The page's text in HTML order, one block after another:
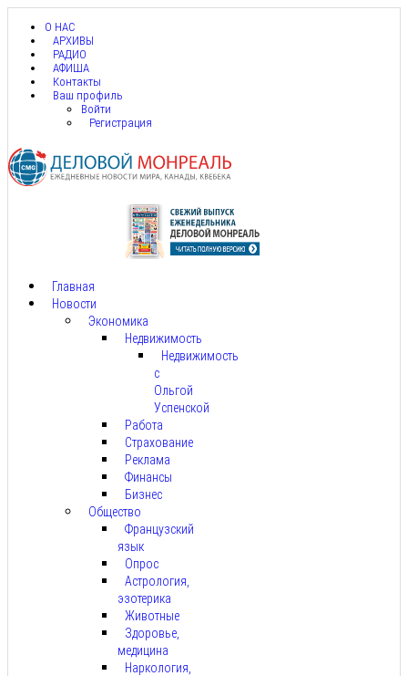
О НАС
АРХИВЫ
РАДИО
АФИША
Контакты
Ваш профиль
Войти
Регистрация
Главная
Новости
Экономика
Недвижимость
Недвижимость
с
Ольгой
Успенской
Работа
Страхование
Реклама
Финансы
Бизнес
Общество
Французский
язык
Опрос
Астрология,
эзотерика
Животные
Здоровье,
медицина
Наркология,